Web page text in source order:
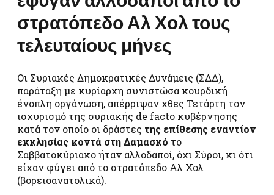
στρατόπεδο Αλ Χολ τους
τελευταίους μήνες
Οι Συριακές Δημοκρατικές Δυνάμεις (ΣΔΔ),
παράταξη με κυρίαρχη συνιστώσα κουρδική
ένοπλη οργάνωση, απέρριψαν χθες Τετάρτη τον
ισχυρισμό της συριακής de facto κυβέρνησης
κατά τον οποίο οι δράστες της επίθεσης εναντίον
εκκλησίας κοντά στη Δαμασκό το
Σαββατοκύριακο ήταν αλλοδαποί, όχι Σύροι, κι ότι
είχαν φύγει από το στρατόπεδο Αλ Χολ
(βορειοανατολικά).